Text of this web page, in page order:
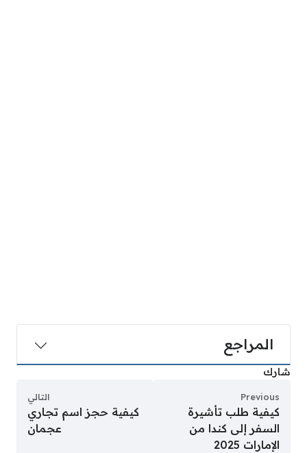
المراجع
شارك
Previous
كيفية طلب تأشيرة
السفر إلى كندا من
الإمارات 2025
التالي
كيفية حجز اسم تجاري
عجمان